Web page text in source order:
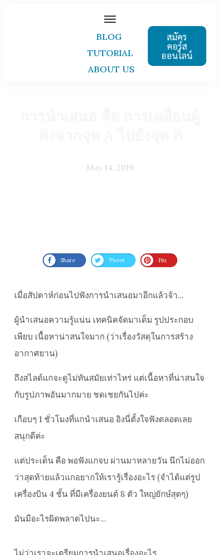
BLOG
TUTORIAL
ABOUT US
สมัคร
คอร์ส
ออนไลน์
May 14, 2019
Share Tweet Pin
เมื่อสัปดาห์ก่อนไปฟังการนำเสนอมาอีกแล้วจ้า...
ผู้นำเสนอความรู้แน่น เทคนิคจัดมาเต็ม รูปประกอบ
เพียบ เนื้อหาน่าสนใจมาก (ว่าเรื่องวัสดุในการสร้าง
อากาศยาน)
ถึงสไลด์แกจะดูไม่ทันสมัยเท่าไหร่ แต่เนื้อหาที่น่าสนใจ
กับรูปภาพอันมากมาย ชดเชยกันไปค่ะ
เกือบๆ 1 ชั่วโมงที่แกนำเสนอ อิงนี่ตั้งใจฟังตลอดเลย
สนุกดีค่ะ
แต่ประเด็น คือ พอฟังแกจบ ผ่านมาหลายวัน นึกไม่ออก
ว่าสุดท้ายแล้วแกอยากให้เรารู้เรื่องอะไร (จำได้แต่รูป
เครื่องบิน 4 ชั้น ที่มีเครื่องยนต์ 8 ตัว ใหญ่ยักษ์สุดๆ)
มันมีอะไรผิดพลาดไปนะ...